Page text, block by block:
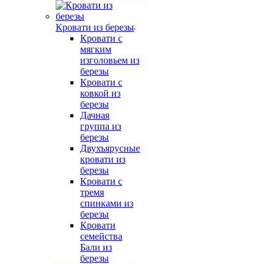
Кровати из березы
Кровати с
мягким
изголовьем из
березы
Кровати с
ковкой из
березы
Дачная
группа из
березы
Двухъярусные
кровати из
березы
Кровати с
тремя
спинками из
березы
Кровати
семейства
Бали из
березы